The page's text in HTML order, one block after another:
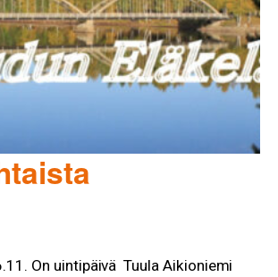
On uintipäivä Tuula Aikioniemi